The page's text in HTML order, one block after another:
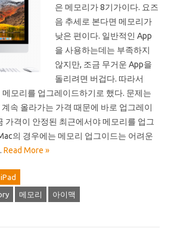
은 메모리가 8기가이다. 요즈
음 추세로 본다면 메모리가
낮은 편이다. 일반적인 App
을 사용하는데는 부족하지
않지만, 조금 무거운 App을
돌리려면 버겁다. 따라서
모리를 업그레이드하기로 했다. 문제는
속 올라가는 가격 때문에 바로 업그레이
가격이 안정된 최근에서야 메모리를 업그
의 경우에는 메모리 업그이드는 어려운
Read More »
메모리 아이맥